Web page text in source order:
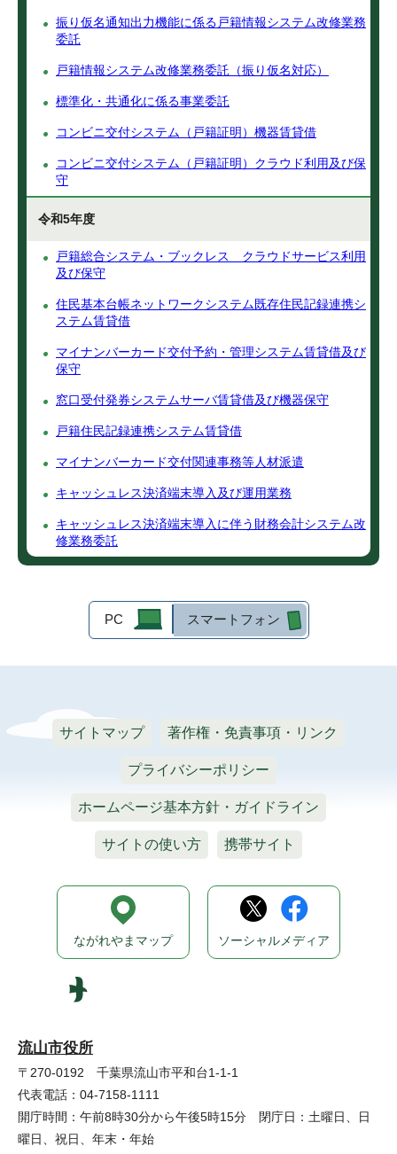
振り仮名通知出力機能に係る戸籍情報システム改修業務
委託
戸籍情報システム改修業務委託（振り仮名対応）
標準化・共通化に係る事業委託
コンビニ交付システム（戸籍証明）機器賃貸借
コンビニ交付システム（戸籍証明）クラウド利用及び保
守
令和5年度
戸籍総合システム・ブックレス クラウドサービス利用
及び保守
住民基本台帳ネットワークシステム既存住民記録連携シ
ステム賃貸借
マイナンバーカード交付予約・管理システム賃貸借及び
保守
窓口受付発券システムサーバ賃貸借及び機器保守
戸籍住民記録連携システム賃貸借
マイナンバーカード交付関連事務等人材派遣
キャッシュレス決済端末導入及び運用業務
キャッシュレス決済端末導入に伴う財務会計システム改
修業務委託
PC スマートフォン
サイトマップ 著作権・免責事項・リンク
プライバシーポリシー
ホームページ基本方針・ガイドライン
サイトの使い方 携帯サイト
流山市役所
〒270-0192 千葉県流山市平和台1-1-1
代表電話：04-7158-1111
開庁時間：午前8時30分から午後5時15分 閉庁日：土曜日、日
曜日、祝日、年末・年始
ながれやまマップ ソーシャルメディア